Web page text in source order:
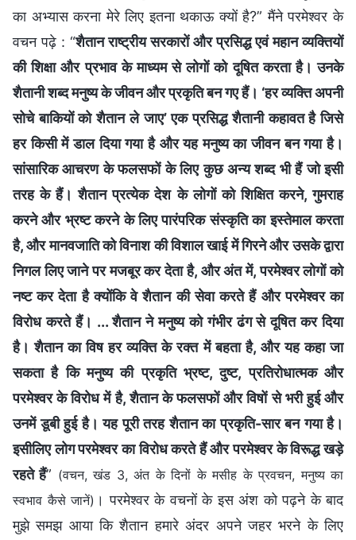
का अभ्यास करना मेरे लिए इतना थकाऊ क्यों है?” मैंने परमेश्वर के
वचन पढ़े : “शैतान राष्ट्रीय सरकारों और प्रसिद्ध एवं महान व्यक्तियों
की शिक्षा और प्रभाव के माध्यम से लोगों को दूषित करता है। उनके
शैतानी शब्द मनुष्य के जीवन और प्रकृति बन गए हैं। ‘हर व्यक्ति अपनी
सोचे बाकियों को शैतान ले जाए’ एक प्रसिद्ध शैतानी कहावत है जिसे
हर किसी में डाल दिया गया है और यह मनुष्य का जीवन बन गया है।
सांसारिक आचरण के फलसफों के लिए कुछ अन्य शब्द भी हैं जो इसी
तरह के हैं। शैतान प्रत्येक देश के लोगों को शिक्षित करने, गुमराह
करने और भ्रष्ट करने के लिए पारंपरिक संस्कृति का इस्तेमाल करता
है, और मानवजाति को विनाश की विशाल खाई में गिरने और उसके द्वारा
निगल लिए जाने पर मजबूर कर देता है, और अंत में, परमेश्वर लोगों को
नष्ट कर देता है क्योंकि वे शैतान की सेवा करते हैं और परमेश्वर का
विरोध करते हैं। ... शैतान ने मनुष्य को गंभीर ढंग से दूषित कर दिया
है। शैतान का विष हर व्यक्ति के रक्त में बहता है, और यह कहा जा
सकता है कि मनुष्य की प्रकृति भ्रष्ट, दुष्ट, प्रतिरोधात्मक और
परमेश्वर के विरोध में है, शैतान के फलसफों और विषों से भरी हुई और
उनमें डूबी हुई है। यह पूरी तरह शैतान का प्रकृति-सार बन गया है।
इसीलिए लोग परमेश्वर का विरोध करते हैं और परमेश्वर के विरूद्ध खड़े
रहते हैं” (वचन, खंड 3, अंत के दिनों के मसीह के प्रवचन, मनुष्य का
स्वभाव कैसे जानें) । परमेश्वर के वचनों के इस अंश को पढ़ने के बाद
मुझे समझ आया कि शैतान हमारे अंदर अपने जहर भरने के लिए